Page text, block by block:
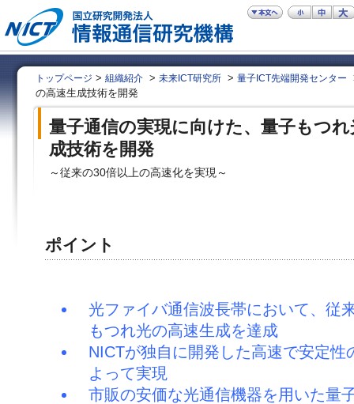
トップページ > 組織紹介 > 未来ICT研究所 > 量子ICT先端開発センター
の高速生成技術を開発
量子通信の実現に向けた、量子もつ
成技術を開発
～従来の30倍以上の高速化を実現～
ポイント
光ファイバ通信波長帯において、従
もつれ光の高速生成を達成
NICTが独自に開発した高速で安定性
よって実現
市販の安価な光通信機器を用いた量